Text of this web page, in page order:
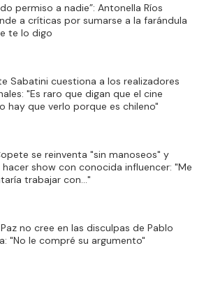
permiso a nadie”: Antonella Ríos
a críticas por sumarse a la farándula
te lo digo
Sabatini cuestiona a los realizadores
"Es raro que digan que el cine
hay que verlo porque es chileno"
se reinventa "sin manoseos" y
hacer show con conocida influencer: "Me
trabajar con..."
no cree en las disculpas de Pablo
"No le compré su argumento"